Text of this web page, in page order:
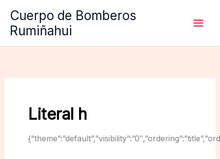
contenido
Cuerpo de Bomberos
Rumiñahui
Literal h